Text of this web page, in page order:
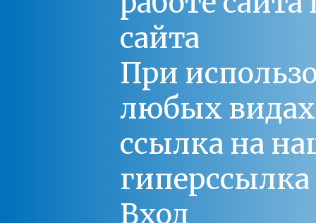
сайта
При
любых
ссылка на
Вход